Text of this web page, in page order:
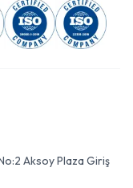
Aksoy Plaza Giriş